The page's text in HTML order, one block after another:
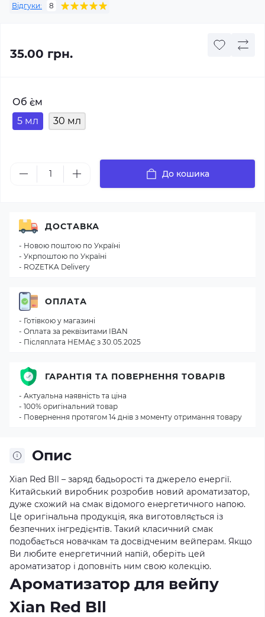
Відгуки: 8
35.00 грн.
Об `єм
5 мл
30 мл
До кошика
Опис
Xian Red Bll – заряд бадьорості та джерело енергії.
Китайський виробник розробив новий ароматизатор,
дуже схожий на смак відомого енергетичного напою.
Це оригінальна продукція, яка виготовляється із
безпечних інгредієнтів. Такий класичний смак
подобається новачкам та досвідченим вейперам. Якщо
Ви любите енергетичний напій, оберіть цей
ароматизатор і доповніть ним свою колекцію.
Ароматизатор для вейпу
Xian Red Bll
ДОСТАВКА
- Новою поштою по Україні
- Укрпоштою по Україні
- ROZETKA Delivery
ОПЛАТА
- Готівкою у магазині
- Оплата за реквізитами IBAN
- Післяплата НЕМАЄ з 30.05.2025
ГАРАНТІЯ ТА ПОВЕРНЕННЯ ТОВАРІВ
- Актуальна наявність та ціна
- 100% оригінальний товар
- Повернення протягом 14 днів з моменту отримання товару